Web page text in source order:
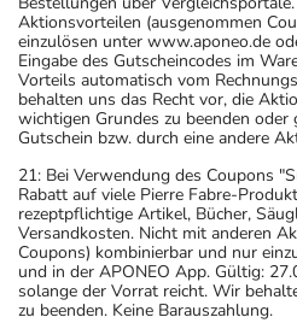
Aktionsvorteilen (ausgenommen
einzulösen unter www.aponeo.de
Eingabe des Gutscheincodes im
Vorteils automatisch vom
behalten uns das Recht vor, die
wichtigen Grundes zu beenden oder
Gutschein bzw. durch eine andere
21: Bei Verwendung des Coupons
Rabatt auf viele Pierre Fabre-
rezeptpflichtige Artikel, Bücher,
Versandkosten. Nicht mit anderen
Coupons) kombinierbar und nur
und in der APONEO App. Gültig:
solange der Vorrat reicht. Wir
zu beenden. Keine Barauszahlung.